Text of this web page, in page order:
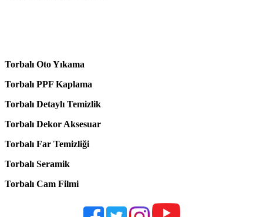
Torbalı Oto Yıkama
Torbalı PPF Kaplama
Torbalı Detaylı Temizlik
Torbalı Dekor Aksesuar
Torbalı Far Temizliği
Torbalı Seramik
Torbalı Cam Filmi